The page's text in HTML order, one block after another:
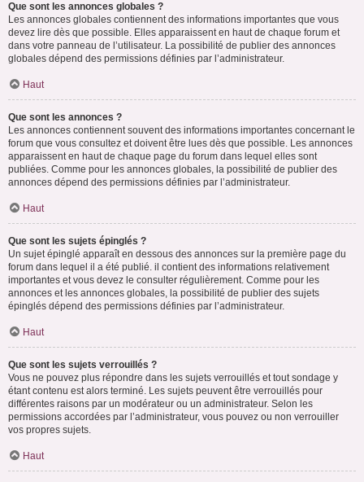
Que sont les annonces globales ?
Les annonces globales contiennent des informations importantes que vous
devez lire dès que possible. Elles apparaissent en haut de chaque forum et
dans votre panneau de l’utilisateur. La possibilité de publier des annonces
globales dépend des permissions définies par l’administrateur.
Haut
Que sont les annonces ?
Les annonces contiennent souvent des informations importantes concernant le
forum que vous consultez et doivent être lues dès que possible. Les annonces
apparaissent en haut de chaque page du forum dans lequel elles sont
publiées. Comme pour les annonces globales, la possibilité de publier des
annonces dépend des permissions définies par l’administrateur.
Haut
Que sont les sujets épinglés ?
Un sujet épinglé apparaît en dessous des annonces sur la première page du
forum dans lequel il a été publié. il contient des informations relativement
importantes et vous devez le consulter régulièrement. Comme pour les
annonces et les annonces globales, la possibilité de publier des sujets
épinglés dépend des permissions définies par l’administrateur.
Haut
Que sont les sujets verrouillés ?
Vous ne pouvez plus répondre dans les sujets verrouillés et tout sondage y
étant contenu est alors terminé. Les sujets peuvent être verrouillés pour
différentes raisons par un modérateur ou un administrateur. Selon les
permissions accordées par l’administrateur, vous pouvez ou non verrouiller
vos propres sujets.
Haut